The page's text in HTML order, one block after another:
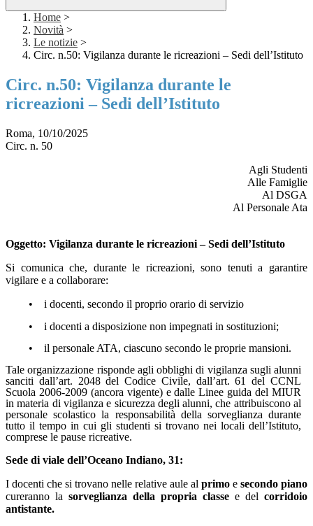
Home >
Novità >
Le notizie >
Circ. n.50: Vigilanza durante le ricreazioni – Sedi dell’Istituto
Circ. n.50: Vigilanza durante le
ricreazioni – Sedi dell’Istituto
Roma, 10/10/2025
Circ. n. 50
Agli Studenti
Alle Famiglie
Al DSGA
Al Personale Ata
Oggetto: Vigilanza durante le ricreazioni – Sedi dell’Istituto
Si comunica che, durante le ricreazioni, sono tenuti a garantire
vigilare e a collaborare:
•
i docenti, secondo il proprio orario di servizio
•
i docenti a disposizione non impegnati in sostituzioni;
•
il personale ATA, ciascuno secondo le proprie mansioni.
Tale organizzazione risponde agli obblighi di vigilanza sugli alunni
sanciti dall’art. 2048 del Codice Civile, dall’art. 61 del CCNL
Scuola 2006-2009 (ancora vigente) e dalle Linee guida del MIUR
in materia di vigilanza e sicurezza degli alunni, che attribuiscono al
personale scolastico la responsabilità della sorveglianza durante
tutto il tempo in cui gli studenti si trovano nei locali dell’Istituto,
comprese le pause ricreative.
Sede di viale dell’Oceano Indiano, 31:
I docenti che si trovano nelle relative aule al primo e secondo piano
cureranno la sorveglianza della propria classe e del corridoio
antistante.